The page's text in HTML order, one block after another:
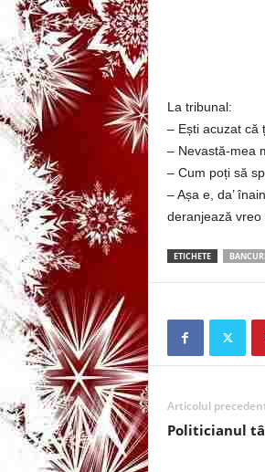
a
n
c
u
La tribunal:
– Ești acuzat că
– Nevastă-mea
– Cum poți să
– Așa e, da’
deranjează vreo
ETICHETE BANCURI
Articolul
Politicianul